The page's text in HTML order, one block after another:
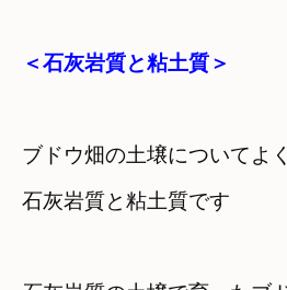
＜石灰岩質と粘土質＞
ブドウ畑の土壌についてよ
石灰岩質と粘土質です